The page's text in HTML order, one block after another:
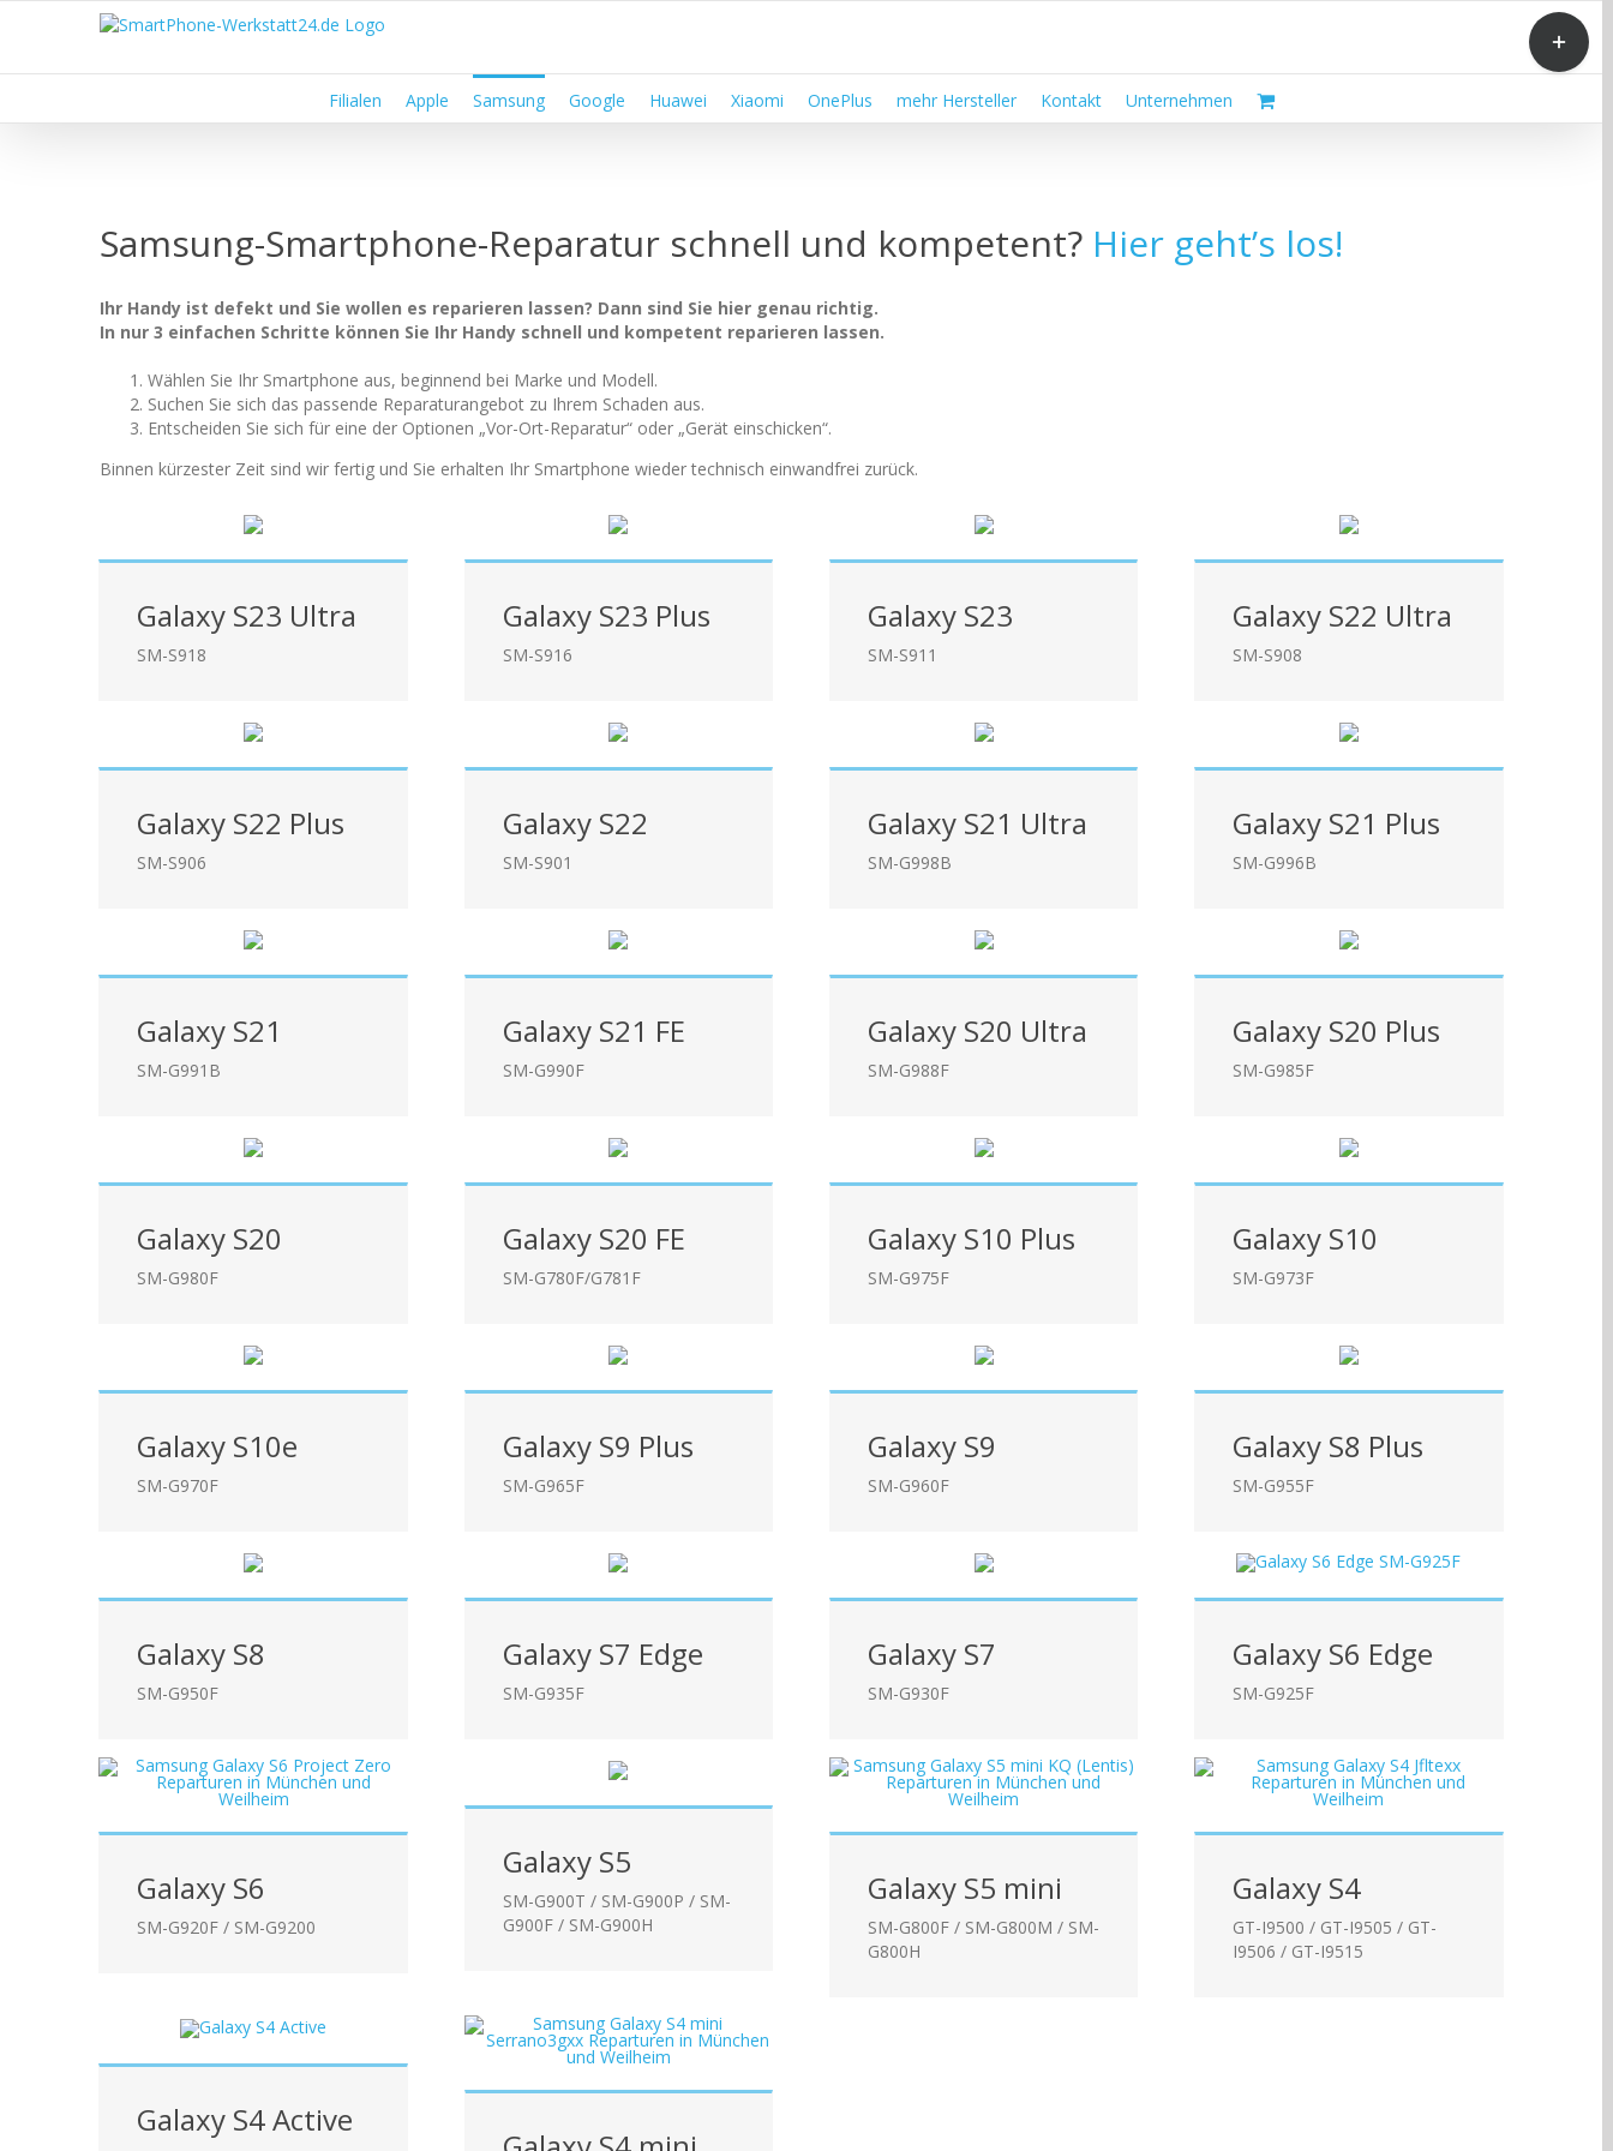
Filialen
Apple Samsung Google Huawei Xiaomi OnePlus mehr Hersteller Kontakt Unternehmen
Samsung-Smartphone-Reparatur schnell und kompetent? Hier geht’s los!
Ihr Handy ist defekt und Sie wollen es reparieren lassen? Dann sind Sie hier genau richtig.
In nur 3 einfachen Schritte können Sie Ihr Handy schnell und kompetent reparieren lassen.
Wählen Sie Ihr Smartphone aus, beginnend bei Marke und Modell.
Suchen Sie sich das passende Reparaturangebot zu Ihrem Schaden aus.
Entscheiden Sie sich für eine der Optionen „Vor-Ort-Reparatur“ oder „Gerät einschicken“.
Binnen kürzester Zeit sind wir fertig und Sie erhalten Ihr Smartphone wieder technisch einwandfrei zurück.
Galaxy S23 Ultra
SM-S918
Galaxy S23 Plus
SM-S916
Galaxy S23
SM-S911
Galaxy S22 Ultra
SM-S908
Galaxy S22 Plus
SM-S906
Galaxy S22
SM-S901
Galaxy S21 Ultra
SM-G998B
Galaxy S21 Plus
SM-G996B
Galaxy S21
SM-G991B
Galaxy S21 FE
SM-G990F
Galaxy S20 Ultra
SM-G988F
Galaxy S20 Plus
SM-G985F
Galaxy S20
SM-G980F
Galaxy S20 FE
SM-G780F/G781F
Galaxy S10 Plus
SM-G975F
Galaxy S10
SM-G973F
Galaxy S10e
SM-G970F
Galaxy S9 Plus
SM-G965F
Galaxy S9
SM-G960F
Galaxy S8 Plus
SM-G955F
Galaxy S8
SM-G950F
Galaxy S7 Edge
SM-G935F
Galaxy S7
SM-G930F
Galaxy S6 Edge
SM-G925F
Galaxy S6
SM-G920F / SM-G9200
Galaxy S5
SM-G900T / SM-G900P / SM-
G900F / SM-G900H
Galaxy S5 mini
SM-G800F / SM-G800M / SM-
G800H
Galaxy S4
GT-I9500 / GT-I9505 / GT-
I9506 / GT-I9515
Galaxy S4 Active
Toggle
Sliding
Bar